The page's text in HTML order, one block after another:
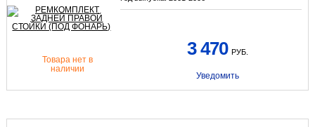
Товара нет в
наличии
3 470 РУБ.
Уведомить